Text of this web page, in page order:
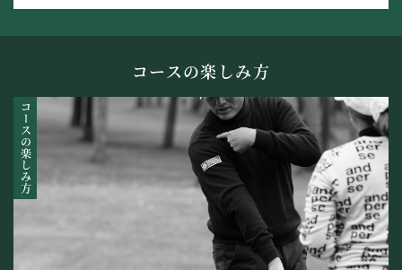
コースの楽しみ方
コースの楽しみ方